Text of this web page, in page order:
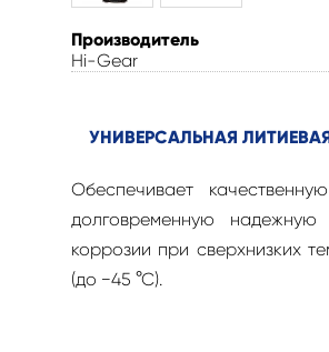
Производитель
Hi-Gear
УНИВЕРСАЛЬНАЯ
Обеспечивает
долговременную
коррозии при сверхнизких
(до −45 °С).